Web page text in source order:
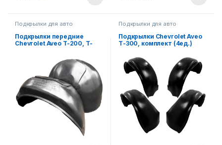
Подкрылки для авто
Подкрылки передние
Chevrolet Aveo T-200, T-
Подкрылки для авто
Подкрылки Chevrolet Aveo
Т-300, комплект (4ед.)